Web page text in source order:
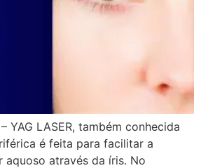
YAG LASER, também conhecida
é feita para facilitar a
aquoso através da íris. No